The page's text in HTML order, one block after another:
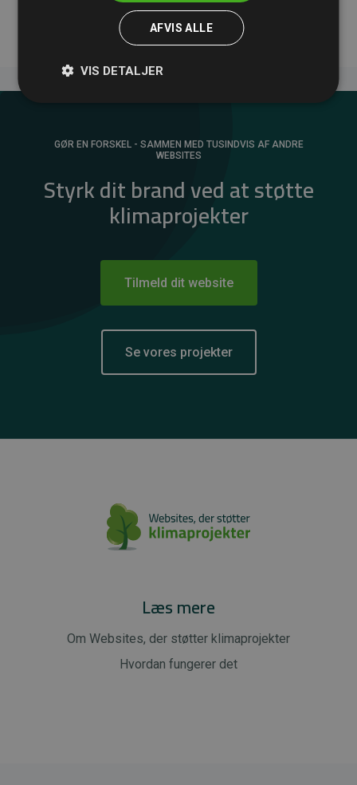
GØR EN FORSKEL - SAMMEN MED TUSINDVIS AF ANDRE
WEBSITES
Styrk dit brand ved at støtte
klimaprojekter
Tilmeld dit website
Se vores projekter
Læs mere
Om Websites, der støtter klimaprojekter
Hvordan fungerer det
AFVIS ALLE
VIS DETALJER